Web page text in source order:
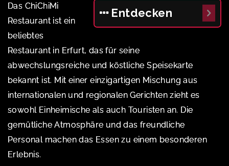
Entdecken
Das ChiChiMi
Restaurant ist ein
beliebtes
Restaurant in Erfurt, das für seine
abwechslungsreiche und köstliche Speisekarte
bekannt ist. Mit einer einzigartigen Mischung aus
internationalen und regionalen Gerichten zieht es
sowohl Einheimische als auch Touristen an. Die
gemütliche Atmosphäre und das freundliche
Personal machen das Essen zu einem besonderen
Erlebnis.